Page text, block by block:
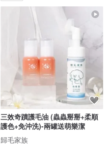
三效奇蹟護毛油 (蟲蟲掰掰+柔順
護色+免沖洗)-兩罐送萌樂潔
歸毛家族